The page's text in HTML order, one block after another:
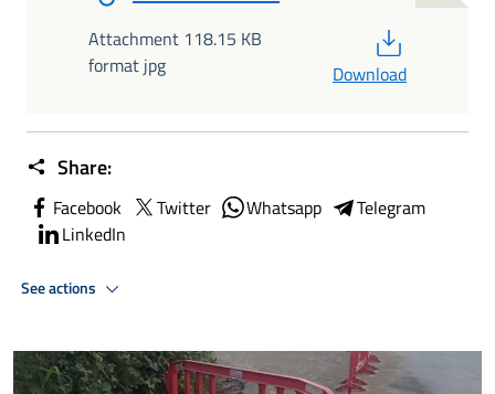
Attachment 118.15 KB
format jpg
Download
Share:
Facebook Twitter Whatsapp
Telegram
LinkedIn
See actions